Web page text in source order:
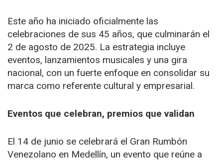
Este año ha iniciado oficialmente las
celebraciones de sus 45 años, que culminarán el
2 de agosto de 2025. La estrategia incluye
eventos, lanzamientos musicales y una gira
nacional, con un fuerte enfoque en consolidar su
marca como referente cultural y empresarial.
Eventos que celebran, premios que validan
El 14 de junio se celebrará el Gran Rumbón
Venezolano en Medellín, un evento que reúne a